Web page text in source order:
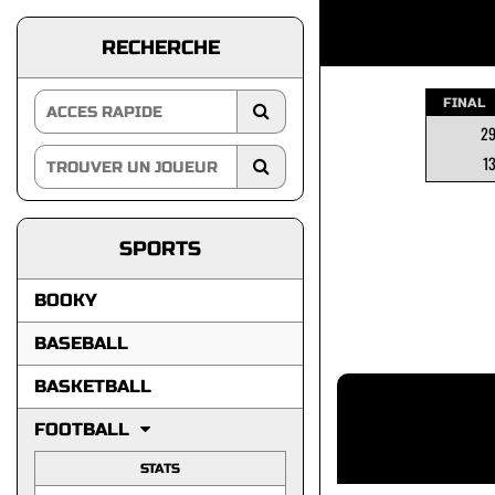
RECHERCHE
SPORTS
BOOKY
BASEBALL
BASKETBALL
FOOTBALL
STATS
FINAL
29
13